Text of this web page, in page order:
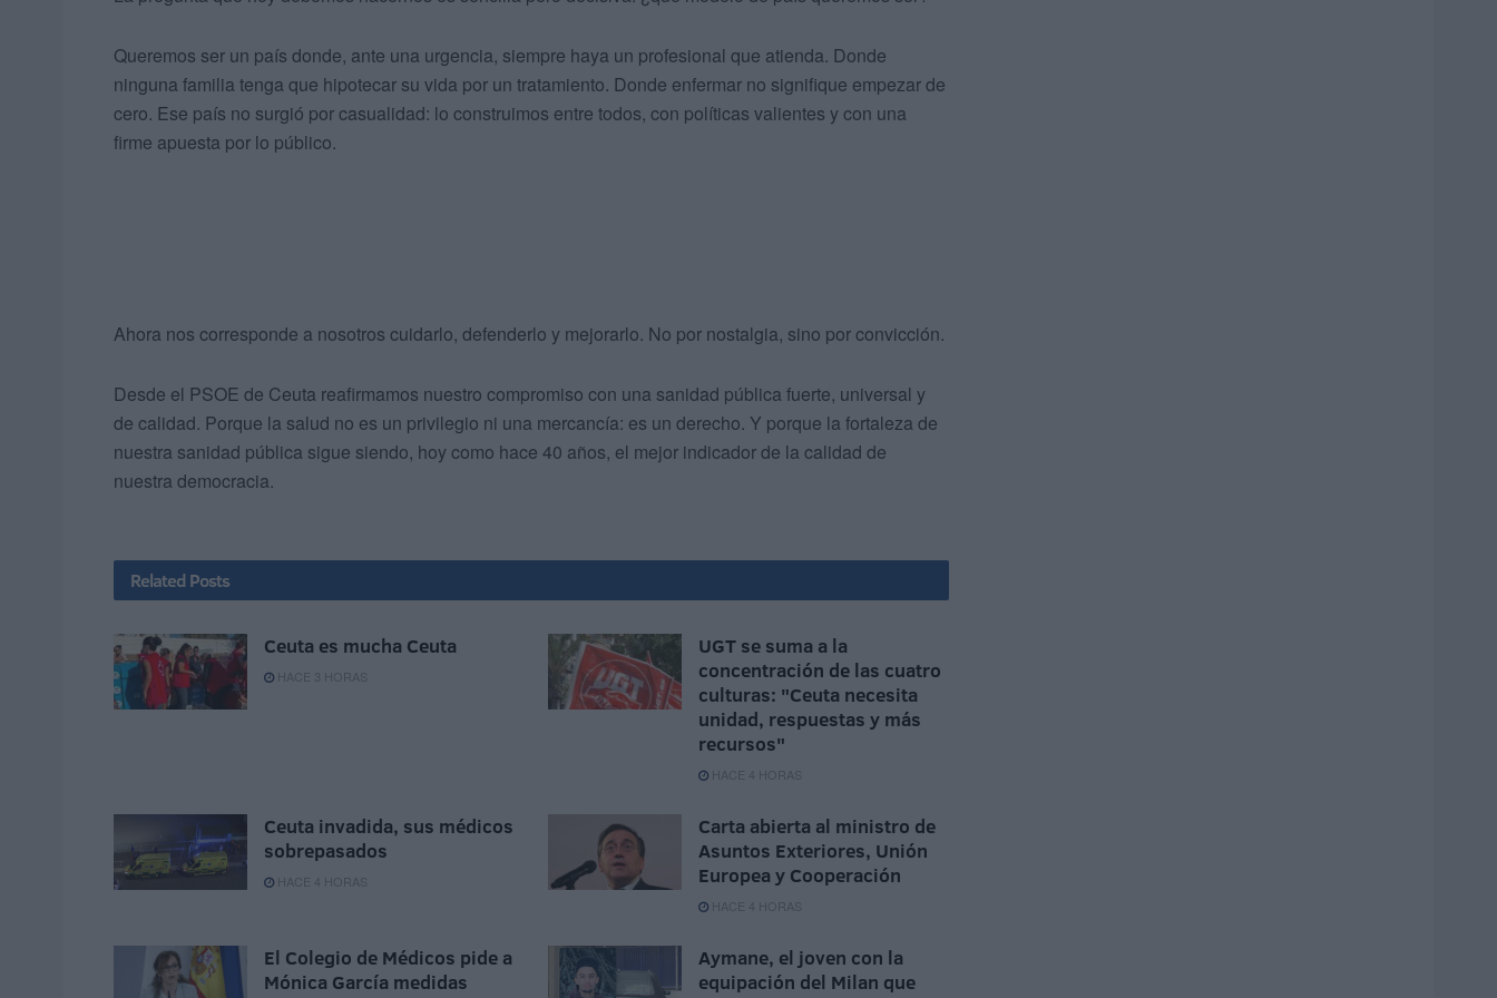
Queremos ser un país donde, ante una urgencia, siempre haya un profesional que atienda. Donde
ninguna familia tenga que hipotecar su vida por un tratamiento. Donde enfermar no signifique empezar de
cero. Ese país no surgió por casualidad: lo construimos entre todos, con políticas valientes y con una
firme apuesta por lo público.
Ahora nos corresponde a nosotros cuidarlo, defenderlo y mejorarlo. No por nostalgia, sino por convicción.
Desde el PSOE de Ceuta reafirmamos nuestro compromiso con una sanidad pública fuerte, universal y
de calidad. Porque la salud no es un privilegio ni una mercancía: es un derecho. Y porque la fortaleza de
nuestra sanidad pública sigue siendo, hoy como hace 40 años, el mejor indicador de la calidad de
nuestra democracia.
Related Posts
Ceuta es mucha Ceuta
HACE 3 HORAS
UGT se suma a la
concentración de las cuatro
culturas: "Ceuta necesita
unidad, respuestas y más
recursos"
HACE 4 HORAS
Ceuta invadida, sus médicos
sobrepasados
HACE 4 HORAS
Carta abierta al ministro de
Asuntos Exteriores, Unión
Europea y Cooperación
HACE 4 HORAS
El Colegio de Médicos pide a
Mónica García medidas
Aymane, el joven con la
equipación del Milan que